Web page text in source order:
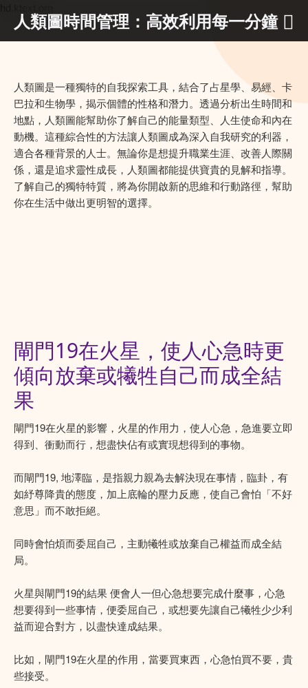
人類圖時間管理：高效利用每一分鐘
人類圖是一種獨特的自我探索工具，結合了占星學、易經、卡
巴拉和生物學，揭示個體的性格和潛力。透過分析出生時間和
地點，人類圖能幫助你了解自己的能量類型、人生使命和內在
動機。這種綜合性的方法讓人類圖成為深入自我研究的利器，
適合各種背景的人士。無論你是想提升職業生涯、改善人際關
係，還是追求靈性成長，人類圖都能提供寶貴的見解和指導。
了解自己的獨特特質，將為你開啟新的思維和行動路徑，幫助
你在生活中做出更明智的選擇。
閘門19在火星，使人心急時更
傾向放棄或犧牲自己而成全結
果
閘門19在火星的影響，火星的作用力，使人心急，急進要立即
得到、衝動而行，想盡快佔有或實現想得到的事物。
而閘門19, 地澤臨，是指親力親為去解決現在事情，臨卦，有
如紓尊降貴的態度，加上底輪的壓力反應，使自己會怕「不好
意思」而不敢拒絕。
同時會怕煩而委屈自己，主動犧牲或放棄自己權益而成全結
局。
火星與閘門19的結果 便會人一但心急想要完成什麼事，心急
想要得到一些事情，便委屈自己，或想要先讓自己犧牲少少利
益而迎合對方，以盡快達成結果。
比如，閘門19在火星的作用，當要買東西，心急怕買不要，貴
些接受。